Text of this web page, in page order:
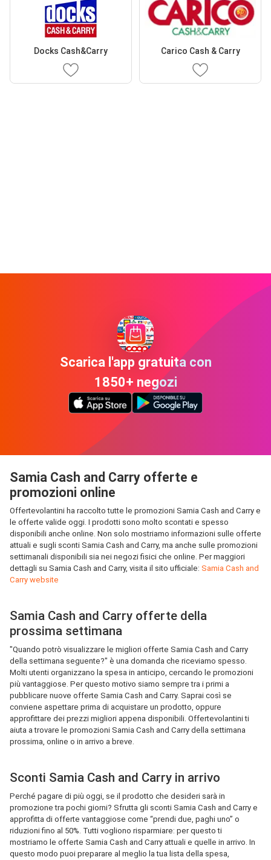
Docks Cash&Carry Carico Cash & Carry
Scarica l'app gratuita con
1850+ negozi
Samia Cash and Carry offerte e
promozioni online
Offertevolantini ha raccolto tutte le promozioni Samia Cash and Carry e
le offerte valide oggi. I prodotti sono molto scontati e spesso
disponibili anche online. Non solo mostriamo informazioni sulle offerte
attuali e sugli sconti Samia Cash and Carry, ma anche sulle promozioni
settimanali disponibili sia nei negozi fisici che online. Per maggiori
dettagli su Samia Cash and Carry, visita il sito ufficiale: Samia Cash and
Carry website
Samia Cash and Carry offerte della
prossima settimana
"Quando potrò visualizzare le migliori offerte Samia Cash and Carry
della settimana seguente?" è una domanda che riceviamo spesso.
Molti utenti organizzano la spesa in anticipo, cercando le promozioni
più vantaggiose. Per questo motivo siamo sempre tra i primi a
pubblicare nuove offerte Samia Cash and Carry. Saprai così se
conviene aspettare prima di acquistare un prodotto, oppure
approfittare dei prezzi migliori appena disponibili. Offertevolantini ti
aiuta a trovare le promozioni Samia Cash and Carry della settimana
prossima, online o in arrivo a breve.
Sconti Samia Cash and Carry in arrivo
Perché pagare di più oggi, se il prodotto che desideri sarà in
promozione tra pochi giorni? Sfrutta gli sconti Samia Cash and Carry e
approfitta di offerte vantaggiose come “prendi due, paghi uno” o
riduzioni fino al 50%. Tutti vogliono risparmiare: per questo ti
mostriamo le offerte Samia Cash and Carry attuali e quelle in arrivo. In
questo modo puoi preparare al meglio la tua lista della spesa,